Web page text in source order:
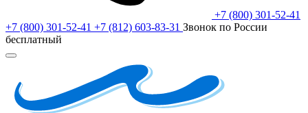
+7 (800) 301-52-41
+7 (800) 301-52-41 +7 (812) 603-83-31 Звонок по России
бесплатный